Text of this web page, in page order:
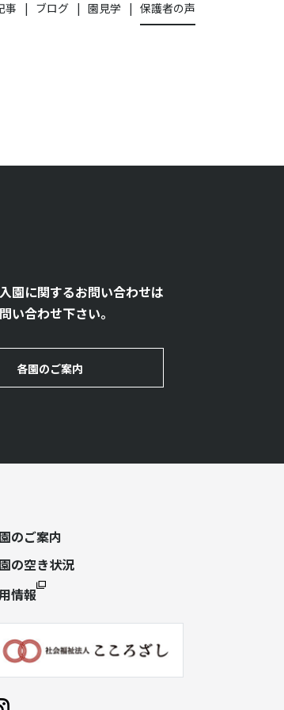
事 ブログ 園見学 保護者の声
園に関するお問い合わせは
い合わせ下さい。
各園のご案内
のご案内
の空き状況
情報